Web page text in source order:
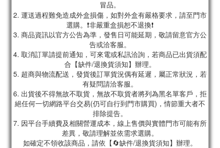
冒品。
2. 運送過程難免造成外盒損傷，如對外盒有嚴格要求，請至門市
選購。❗非嚴重盒損恕不退換❗
3. 商品資訊以官方公告為準，發售日可能延期，敬請留意官方公
告或洽客服。
4. 取消訂單請提前通知，可來電或私訊洽詢，若商品已出貨須配
合【缺件/退換貨須知】辦理。
5. 超商與物流配送，發貨後訂單貨況偶有延遲，屬正常狀況，若
有疑問請洽客服。
6. 出貨後不得無故不取貨，無故不取貨者將列為黑名單客戶，拒
絕任何一切網路平台交易(仍可自行到門市購買)，情節重大者不
排除提告。
7. 因平台手續費及相關營運成本，線上售價與實體門市可能有所
差異，敬請理解並依需求選購。
如確定不領收該商品，請依【🔄缺件/退換貨須知】辦理。